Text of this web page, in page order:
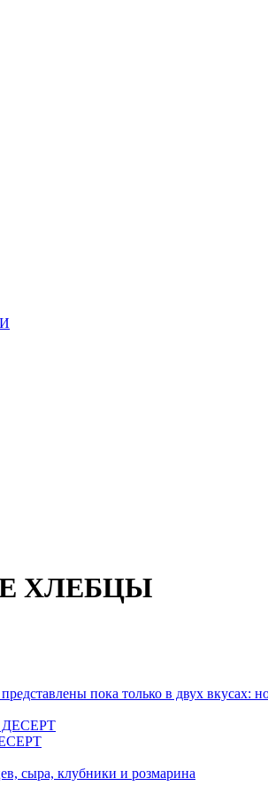
ХЛЕБЦЫ
пока только в двух вкусах:
сыра, клубники и розмарина